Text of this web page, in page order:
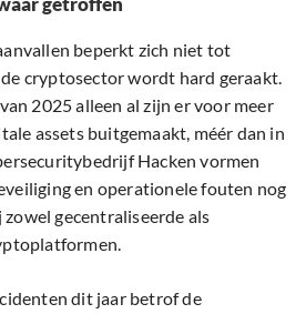
beperkt zich niet tot
cryptosector wordt hard geraakt.
2025 alleen al zijn er voor meer
assets buitgemaakt, méér dan in
Hacken vormen
en operationele fouten nog
zowel gecentraliseerde als
dit jaar betrof de